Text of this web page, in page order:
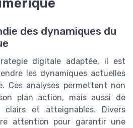
des dynamiques du
digitale adaptée, il est
les dynamiques actuelles
Ces analyses permettent non
plan action, mais aussi de
et atteignables. Divers
attention pour garantir une